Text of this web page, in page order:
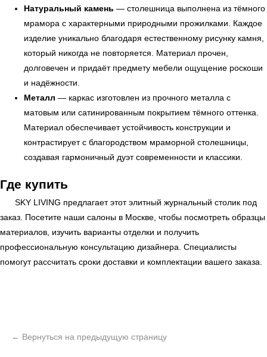
Натуральный камень — столешница выполнена из тёмного
мрамора с характерными природными прожилками. Каждое
изделие уникально благодаря естественному рисунку камня,
который никогда не повторяется. Материал прочен,
долговечен и придаёт предмету мебели ощущение роскоши
и надёжности.
Металл — каркас изготовлен из прочного металла с
матовым или сатинированным покрытием тёмного оттенка.
Материал обеспечивает устойчивость конструкции и
контрастирует с благородством мраморной столешницы,
создавая гармоничный дуэт современности и классики.
Где купить
SKY LIVING предлагает этот элитный журнальный столик под
заказ. Посетите наши салоны в Москве, чтобы посмотреть образцы
материалов, изучить варианты отделки и получить
профессиональную консультацию дизайнера. Специалисты
помогут рассчитать сроки доставки и комплектации вашего заказа.
УЗНАТЬ ПОДРОБНЕЕ
Офисная мебель